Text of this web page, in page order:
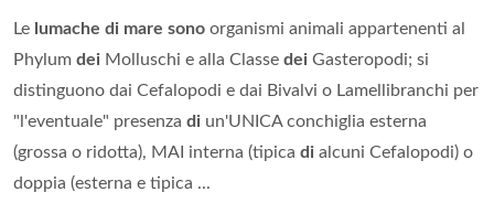
Le lumache di mare sono organismi animali appartenenti al
Phylum dei Molluschi e alla Classe dei Gasteropodi; si
distinguono dai Cefalopodi e dai Bivalvi o Lamellibranchi per
"l'eventuale" presenza di un'UNICA conchiglia esterna
(grossa o ridotta), MAI interna (tipica di alcuni Cefalopodi) o
doppia (esterna e tipica ...